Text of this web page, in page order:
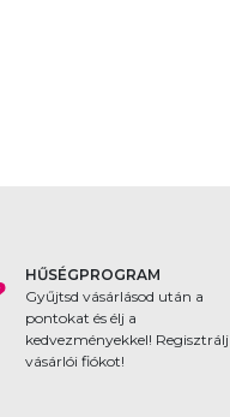
HŰSÉGPROGRAM
Gyűjtsd vásárlásod után a
pontokat és élj a
kedvezményekkel! Regisztrálj
vásárlói fiókot!